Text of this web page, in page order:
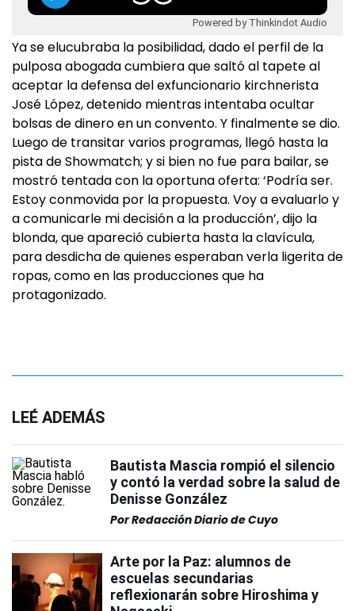
Powered by Thinkindot Audio
Ya se elucubraba la posibilidad, dado el perfil de la
pulposa abogada cumbiera que saltó al tapete al
aceptar la defensa del exfuncionario kirchnerista
José López, detenido mientras intentaba ocultar
bolsas de dinero en un convento. Y finalmente se dio.
Luego de transitar varios programas, llegó hasta la
pista de Showmatch; y si bien no fue para bailar, se
mostró tentada con la oportuna oferta: ‘Podría ser.
Estoy conmovida por la propuesta. Voy a evaluarlo y
a comunicarle mi decisión a la producción’, dijo la
blonda, que apareció cubierta hasta la clavícula,
para desdicha de quienes esperaban verla ligerita de
ropas, como en las producciones que ha
protagonizado.
LEÉ ADEMÁS
Bautista Mascia rompió el silencio
y contó la verdad sobre la salud de
Denisse González
PorRedacción Diario de Cuyo
Arte por la Paz: alumnos de
escuelas secundarias
reflexionarán sobre Hiroshima y